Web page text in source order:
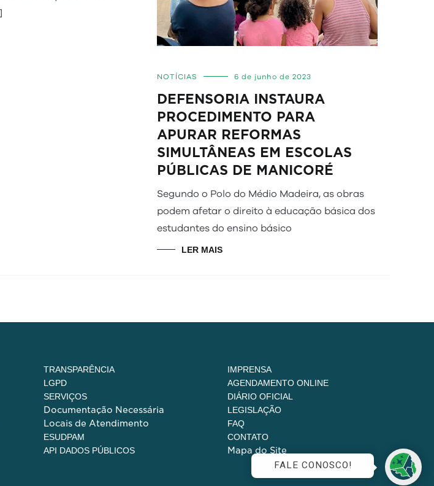
NOTÍCIAS 6 de junho de 2023
DEFENSORIA INSTAURA
PROCEDIMENTO PARA
APURAR REFORMAS
SIMULTÂNEAS EM ESCOLAS
PÚBLICAS DE MANICORÉ
Segundo o Polo do Médio Madeira, as obras
podem afetar o direito à educação básica dos
estudantes do ensino básico
LER MAIS
TRANSPARÊNCIA
LGPD
SERVIÇOS
Documentação Necessária
Locais de Atendimento
ESUDPAM
API DADOS PÚBLICOS
IMPRENSA
AGENDAMENTO ONLINE
DIÁRIO OFICIAL
LEGISLAÇÃO
FAQ
CONTATO
Mapa do Site
FALE CONOSCO!